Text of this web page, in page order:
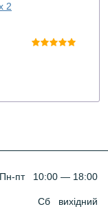
2
Пн-пт 10:00 — 18:00
Сб вихідний